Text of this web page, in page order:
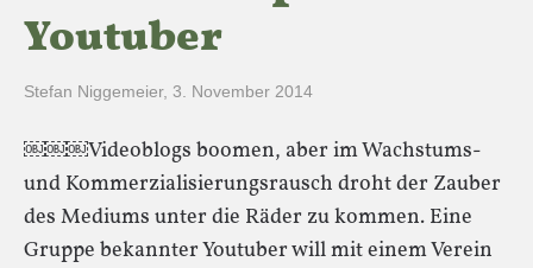
Youtuber
Stefan Niggemeier, 3. November 2014
￼￼￼Videoblogs boomen, aber im Wachstums-
und Kommerzialisierungsrausch droht der Zauber
des Mediums unter die Räder zu kommen. Eine
Gruppe bekannter Youtuber will mit einem Verein